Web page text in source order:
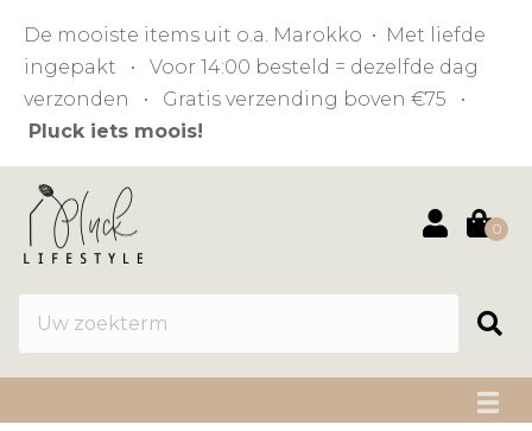
De mooiste items uit o.a. Marokko • Met liefde
ingepakt • Voor 14:00 besteld = dezelfde dag
verzonden • Gratis verzending boven €75 •
Pluck iets moois!
0